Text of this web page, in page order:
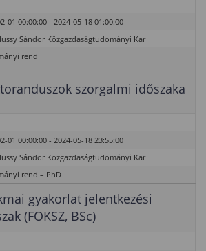
01 00:00:00 - 2024-05-18 01:00:00
Sándor Közgazdaságtudományi Kar
rend
szorgalmi időszaka
01 00:00:00 - 2024-05-18 23:55:00
Sándor Közgazdaságtudományi Kar
rend – PhD
gyakorlat jelentkezési
(FOKSZ, BSc)